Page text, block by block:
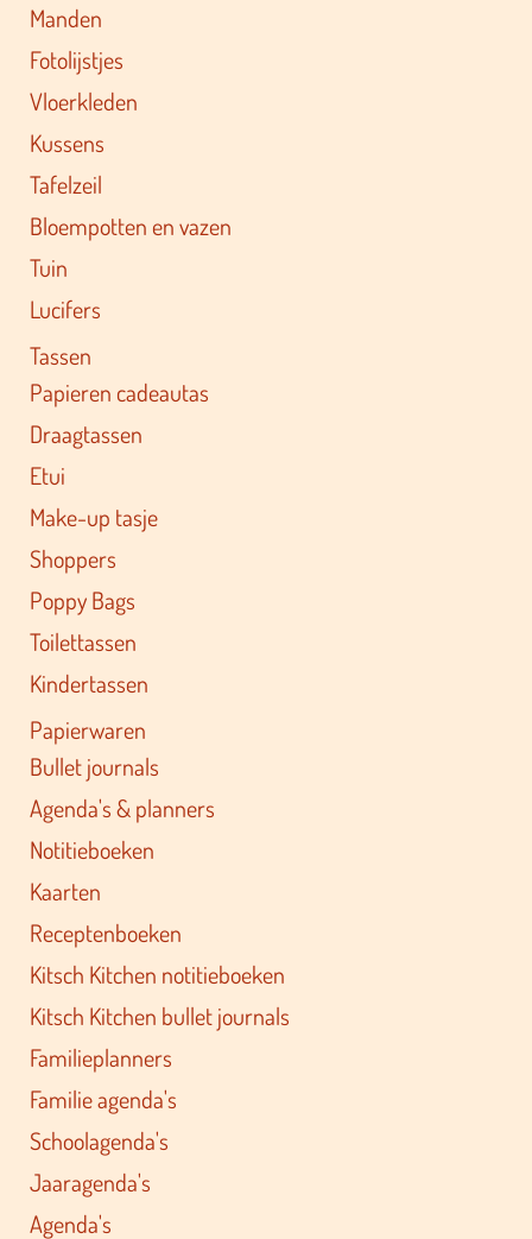
Manden
Fotolijstjes
Vloerkleden
Kussens
Tafelzeil
Bloempotten en vazen
Tuin
Lucifers
Tassen
Papieren cadeautas
Draagtassen
Etui
Make-up tasje
Shoppers
Poppy Bags
Toilettassen
Kindertassen
Papierwaren
Bullet journals
Agenda's & planners
Notitieboeken
Kaarten
Receptenboeken
Kitsch Kitchen notitieboeken
Kitsch Kitchen bullet journals
Familieplanners
Familie agenda's
Schoolagenda's
Jaaragenda's
Agenda's